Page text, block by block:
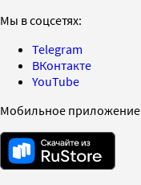
Мы в соцсетях:
Telegram
ВКонтакте
YouTube
Мобильное приложение